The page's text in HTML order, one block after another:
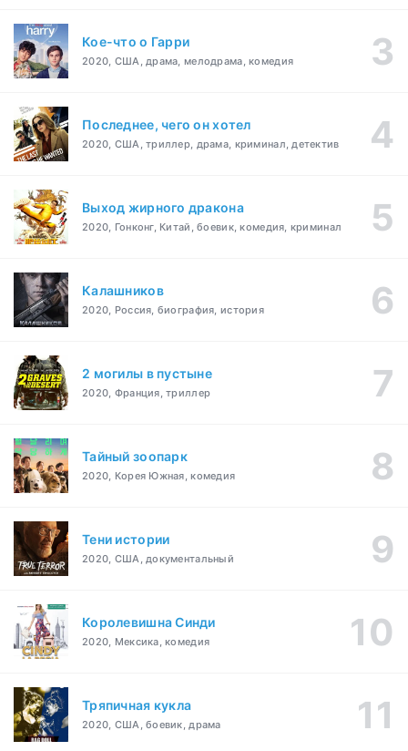
Кое-что о Гарри
2020, США, драма, мелодрама, комедия
Последнее, чего он хотел
2020, США, триллер, драма, криминал, детектив
Выход жирного дракона
2020, Гонконг, Китай, боевик, комедия, криминал
Калашников
2020, Россия, биография, история
2 могилы в пустыне
2020, Франция, триллер
Тайный зоопарк
2020, Корея Южная, комедия
Тени истории
2020, США, документальный
Королевишна Синди
2020, Мексика, комедия
Тряпичная кукла
2020, США, боевик, драма